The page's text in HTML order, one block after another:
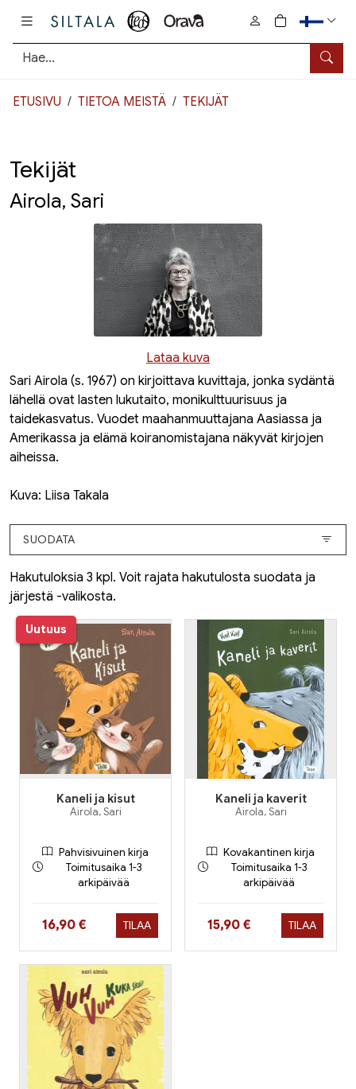
Hae
0
tuotetta
ETUSIVU TIETOA MEISTÄ TEKIJÄT
Tekijät
Airola, Sari
Lataa kuva
Sari Airola (s. 1967) on kirjoittava kuvittaja, jonka sydäntä
lähellä ovat lasten lukutaito, monikulttuurisuus ja
taidekasvatus. Vuodet maahanmuuttajana Aasiassa ja
Amerikassa ja elämä koiranomistajana näkyvät kirjojen
aiheissa.
Kuva: Liisa Takala
SUODATA
Hakutuloksia 3 kpl. Voit rajata hakutulosta suodata ja
järjestä -valikosta.
Uutuus
Kaneli ja kisut
Airola, Sari
Pahvisivuinen kirja
Toimitusaika 1-3
arkipäivää
Hinta nyt
16,90 € TILAA
Kaneli ja kaverit
Airola, Sari
Kovakantinen kirja
Toimitusaika 1-3
arkipäivää
Hinta nyt
15,90 € TILAA